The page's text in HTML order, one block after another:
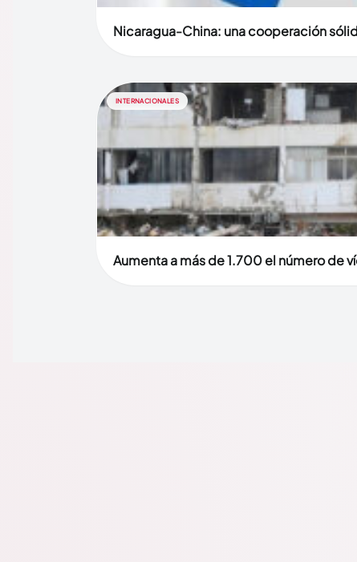
Nicaragua-China: una cooperación
INTERNACIONALES
Aumenta a más de 1.700 el número de